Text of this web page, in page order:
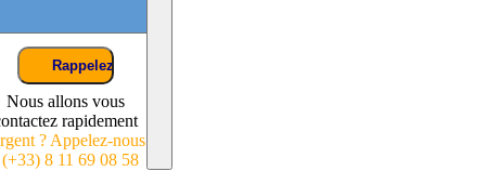
Nous allons vous
rapidement
? Appelez-nous
8 11 69 08 58